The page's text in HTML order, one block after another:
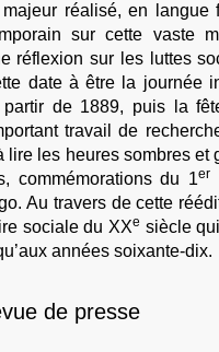
réalisé, en langue
sur cette vaste
réflexion sur les luttes
date à être la journée
partir de 1889, puis la
travail de
lire les heures sombres et
commémorations du 1er
Au travers de cette
sociale du XXe siècle
années soixante-dix.
de presse